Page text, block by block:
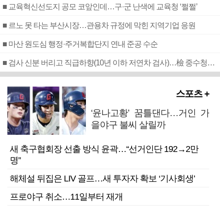
■ 교육혁신선도지 공모 코앞인데…구·군 난색에 교육청 ‘쩔쩔’
■ 르노 못 타는 부산시장…관용차 규정에 막힌 지역기업 응원
■ 마산 원도심 행정·주거복합단지 연내 준공 수순
■ 검사 신분 버리고 직급하향(10년 이하 저연차 검사)…檢 중수청행 기피
스포츠 +
‘윤나고황’ 꿈틀댄다…거인 가
을야구 불씨 살릴까
새 축구협회장 선출 방식 윤곽…“선거인단 192→2만
명”
해체설 뒤집은 LIV 골프…새 투자자 확보 ‘기사회생’
프로야구 취소…11일부터 재개